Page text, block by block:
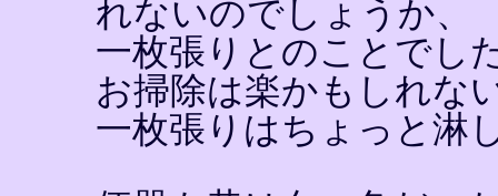
れないのでしょうか、
一枚張りとのことでし
お掃除は楽かもしれな
一枚張りはちょっと淋